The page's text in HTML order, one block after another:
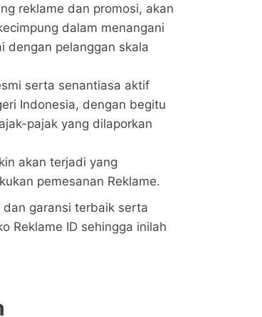
reklame dan promosi, akan
dalam menangani
dengan pelanggan skala
serta senantiasa aktif
Indonesia, dengan begitu
pajak yang dilaporkan
akan terjadi yang
pemesanan Reklame.
garansi terbaik serta
Reklame ID sehingga inilah